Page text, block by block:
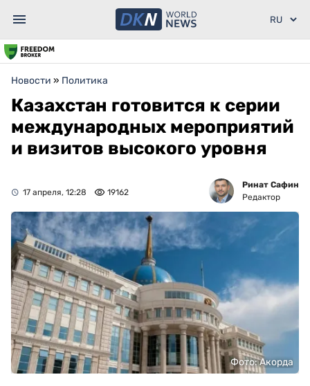
Новости » Политика
Казахстан готовится к серии
международных мероприятий
и визитов высокого уровня
17 апреля, 12:28 19162
Ринат Сафин
Редактор
Фото: Акорда